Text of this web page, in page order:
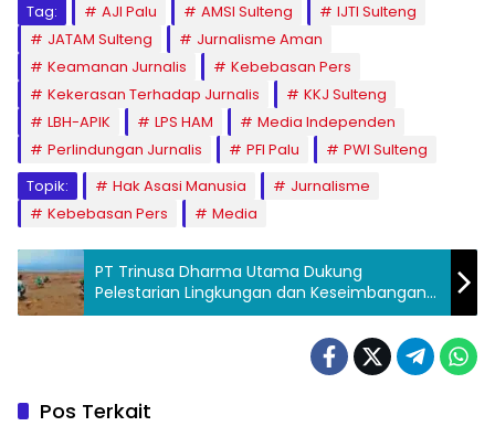
Tag: AJI Palu AMSI Sulteng
IJTI Sulteng
JATAM Sulteng
Jurnalisme Aman
Keamanan Jurnalis
Kebebasan Pers
Kekerasan Terhadap Jurnalis
KKJ Sulteng
LBH-APIK
LPS HAM
Media Independen
Perlindungan Jurnalis
PFI Palu
PWI Sulteng
Topik:
Hak Asasi Manusia
Jurnalisme
Kebebasan Pers
Media
PT Trinusa Dharma Utama Dukung
Pelestarian Lingkungan dan Keseimbangan
Ekosistem Pesisir Pantai Soyojaya
Pos Terkait